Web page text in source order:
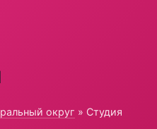
округ » Студия